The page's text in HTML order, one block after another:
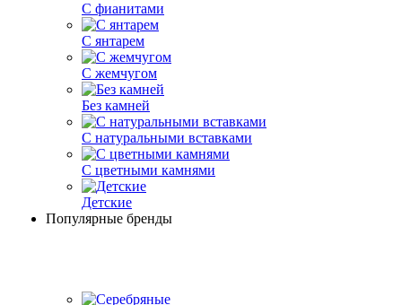
С фианитами
С янтарем
С жемчугом
Без камней
С натуральными вставками
С цветными камнями
Детские
Популярные бренды